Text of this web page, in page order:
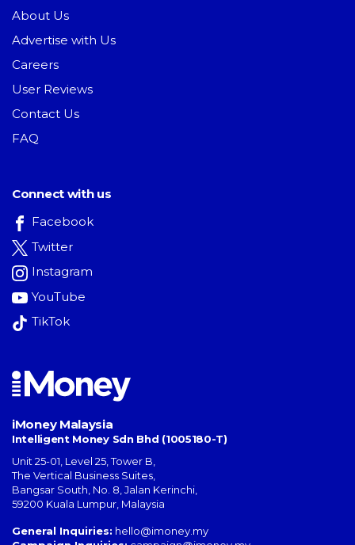
About Us
Advertise with Us
Careers
User Reviews
Contact Us
FAQ
Connect with us
Facebook
Twitter
Instagram
YouTube
TikTok
iMoney Malaysia
Intelligent Money Sdn Bhd (1005180-T)
Unit 25-01, Level 25, Tower B,
The Vertical Business Suites
Bangsar South No. 8, Jalan Kerinchi
59200 Kuala Lumpur Malaysia
General Inquiries: hello@imoney.my